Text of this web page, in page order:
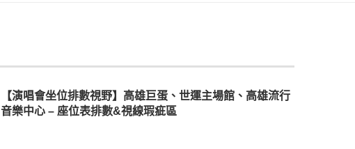
【演唱會坐位排數視野】高雄巨蛋、世運主場館、高雄流行
音樂中心 – 座位表排數&視線瑕疵區